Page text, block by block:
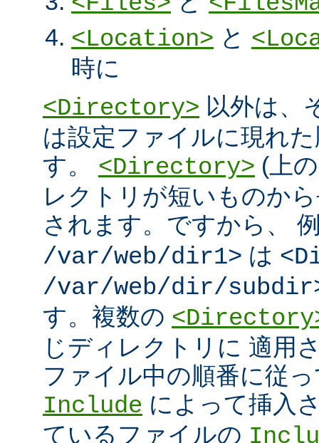
<Location> と
時に
<Directory> 以外は、
は設定ファイルに現れ
す。 <Directory> (上
レクトリが短いものか
されます。ですから、
/var/web/dir1> は
/var/web/dir/
す。複数の
じディレクトリに 適用
ファイル中の順番に従
Include によって挿入
ているファイルの